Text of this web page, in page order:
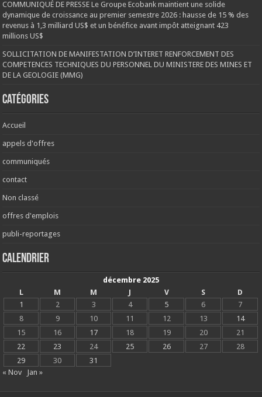
COMMUNIQUÉ DE PRESSE Le Groupe Ecobank maintient une solide
dynamique de croissance au premier semestre 2026 : hausse de 15 % des
revenus à 1,3 milliard US$ et un bénéfice avant impôt atteignant 423
millions US$
SOLLICITATION DE MANIFESTATION D’INTERET RENFORCEMENT DES
COMPETENCES TECHNIQUES DU PERSONNEL DU MINISTERE DES MINES ET
DE LA GEOLOGIE (MMG)
Catégories
Accueil
appels d'offres
communiqués
contact
Non classé
offres d'emplois
publi-reportages
Calendrier
décembre 2025
L
M M J V S
D
1
2 3 4 5 6
7
8
9 10 11 12 13
14
15
16 17 18 19 20
21
22
23 24 25 26 27
28
29
30
31
« Nov
Jan »